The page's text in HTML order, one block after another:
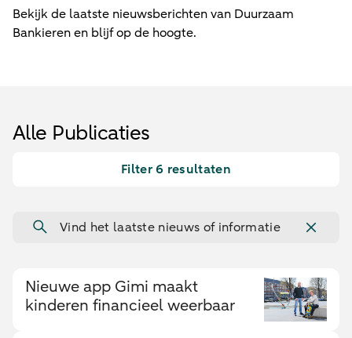
Bekijk de laatste nieuwsberichten van Duurzaam
Bankieren en blijf op de hoogte.
Alle Publicaties
Filter 6 resultaten
Vind het laatste nieuws of informatie
Nieuwe app Gimi maakt
kinderen financieel weerbaar